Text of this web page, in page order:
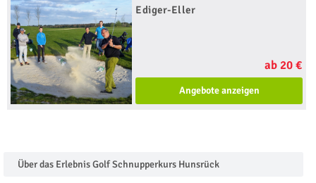
Ediger-Eller
ab 20 €
Angebote anzeigen
Über das Erlebnis Golf Schnupperkurs Hunsrück